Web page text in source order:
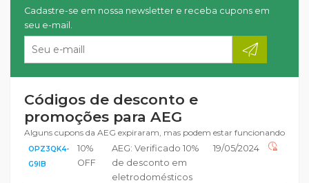
Cadastre-se em nossa newsletter e receba cupons em
seu e-mail.
Códigos de desconto e
promoções para AEG
Alguns cupons da AEG expiraram, mas podem estar funcionando
OPZ3QK4-
G9IB
10%
OFF
AEG: Verificado 10%
de desconto em
eletrodomésticos
19/05/2024